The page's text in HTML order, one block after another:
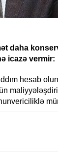
daha
icazə vermir:
hesab